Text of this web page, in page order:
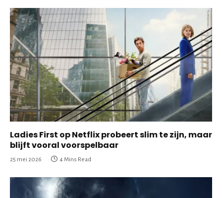
Ladies First op Netflix probeert slim te zijn, maar
blijft vooral voorspelbaar
25 mei 2026 4 Mins Read